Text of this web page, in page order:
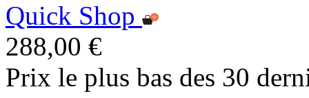
Quick Shop
288,00 €
Prix le plus bas des 30